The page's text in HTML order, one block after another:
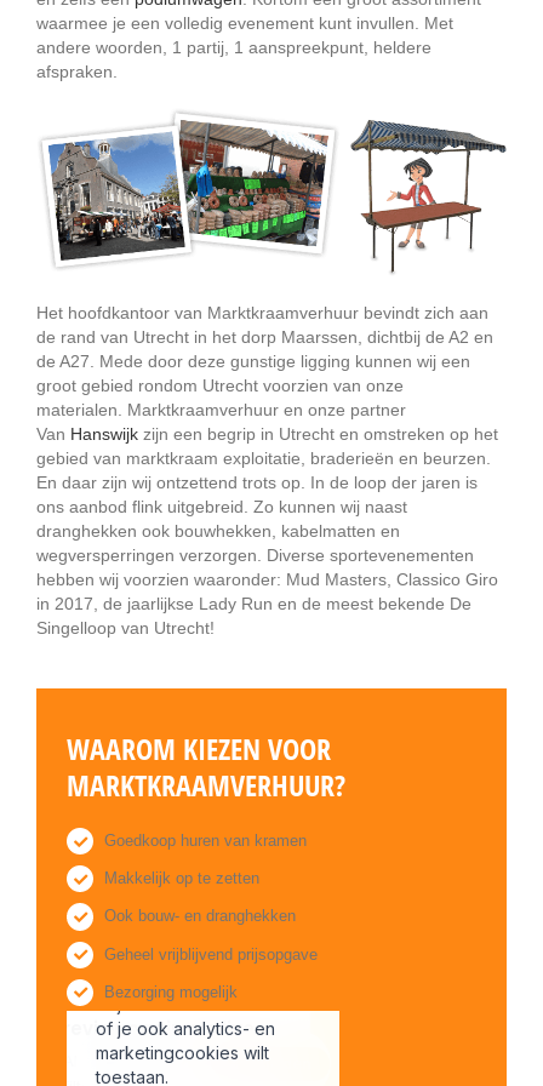
waarmee je een volledig evenement kunt invullen. Met
andere woorden, 1 partij, 1 aanspreekpunt, heldere
afspraken.
Het hoofdkantoor van Marktkraamverhuur bevindt zich aan
de rand van Utrecht in het dorp Maarssen, dichtbij de A2 en
de A27. Mede door deze gunstige ligging kunnen wij een
groot gebied rondom Utrecht voorzien van onze
materialen. Marktkraamverhuur en onze partner
Van Hanswijk zijn een begrip in Utrecht en omstreken op het
gebied van marktkraam exploitatie, braderieën en beurzen.
En daar zijn wij ontzettend trots op. In de loop der jaren is
ons aanbod flink uitgebreid. Zo kunnen wij naast
dranghekken ook bouwhekken, kabelmatten en
wegversperringen verzorgen. Diverse sportevenementen
hebben wij voorzien waaronder: Mud Masters, Classico Giro
in 2017, de jaarlijkse Lady Run en de meest bekende De
Singelloop van Utrecht!
WAAROM KIEZEN VOOR
MARKTKRAAMVERHUUR?
Goedkoop huren van kramen
Makkelijk op te zetten
Ook bouw- en dranghekken
Geheel vrijblijvend prijsopgave
Bezorging mogelijk